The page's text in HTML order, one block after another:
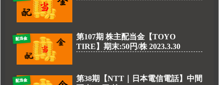
配当金
第107期 株主配当金【TOYO
TIRE】期末:50円/株 2023.3.30
配当金
第38期【NTT｜日本電信電話】中間